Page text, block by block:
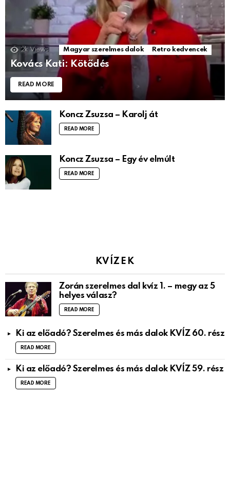
2k Views Magyar szerelmes dalok Retro kedvencek
Kovács Kati: Kötődés
READ MORE
Koncz Zsuzsa – Karolj át
READ MORE
Koncz Zsuzsa – Egy év elmúlt
READ MORE
KVÍZEK
Zorán szerelmes dal kvíz 1. – megy az 5
helyes válasz?
READ MORE
Ki az előadó? Szerelmes és más dalok KVÍZ 60. rész
READ MORE
Ki az előadó? Szerelmes és más dalok KVÍZ 59. rész
READ MORE